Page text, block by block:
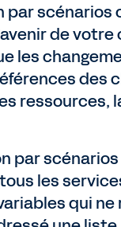
de
les
des
ressources,
par
les
qui